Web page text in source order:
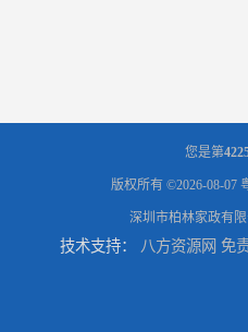
您是第
版权所有 ©2026-08-07
深圳市柏林家政有限
技术支持： 八方资源网 免